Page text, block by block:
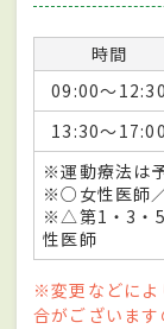
時間
09:00～12:30
13:30～17:00
※運動療法は
※○女性医師
※△第1・3・5
性医師
※変更などによ
合がございます